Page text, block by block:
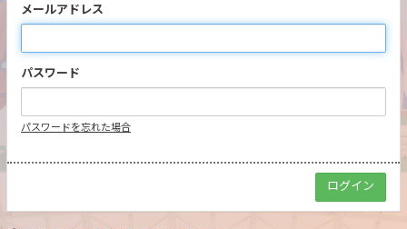
メールアドレス
パスワード
パスワードを忘れた場合